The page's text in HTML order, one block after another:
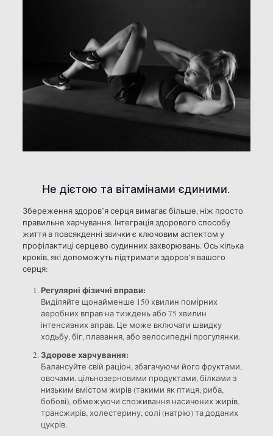
Не дієтою та вітамінами єдиними.
Збереження здоров’я серця вимагає більше, ніж просто
правильне харчування. Інтеграція здорового способу
життя в повсякденні звички є ключовим аспектом у
профілактиці серцево-судинних захворювань. Ось кілька
кроків, які допоможуть підтримати здоров’я вашого
серця:
Регулярні фізичні вправи:
Виділяйте щонайменше 150 хвилин помірних
аеробних вправ на тиждень або 75 хвилин
інтенсивних вправ. Це може включати швидку
ходьбу, біг, плавання, або велосипедні прогулянки.
Здорове харчування:
Балансуйте свій раціон, збагачуючи його фруктами,
овочами, цільнозерновими продуктами, білками з
низьким вмістом жирів (такими як птиця, риба,
бобові), обмежуючи споживання насичених жирів,
трансжирів, холестерину, солі (натрію) та доданих
цукрів.